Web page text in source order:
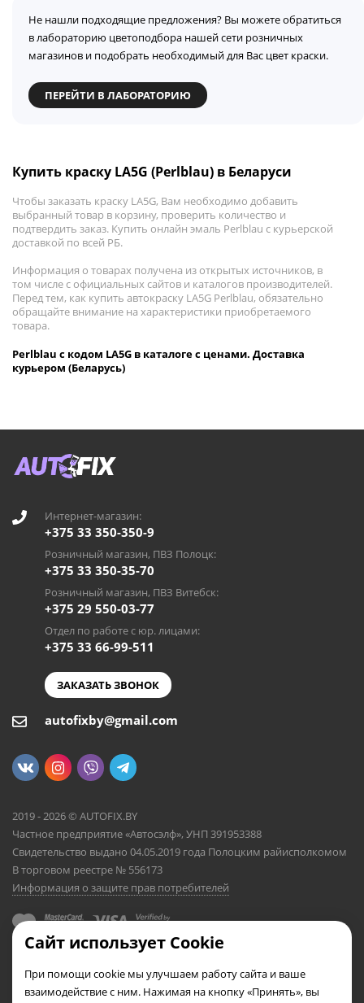
Не нашли подходящие предложения? Вы можете обратиться
в лабораторию цветоподбора нашей сети розничных
магазинов и подобрать необходимый для Вас цвет краски.
ПЕРЕЙТИ В ЛАБОРАТОРИЮ
Купить краску LA5G (Perlblau) в Беларуси
Чтобы заказать краску LA5G, Вам необходимо добавить
выбранный товар в корзину, проверить количество и
подтвердить заказ. Купить онлайн эмаль Perlblau с курьерской
доставкой по всей РБ.
Информация о товарах получена из открытых источников, в
том числе с официальных сайтов и каталогов производителей.
Перед тем, как купить автокраску LA5G Perlblau, обязательно
обращайте внимание на характеристики приобретаемого
товара.
Perlblau с кодом LA5G в каталоге с ценами. Доставка
курьером (Беларусь)
Интернет-магазин:
+375 33 350-350-9
Розничный магазин, ПВЗ Полоцк:
+375 33 350-35-70
Розничный магазин, ПВЗ Витебск:
+375 29 550-03-77
Отдел по работе с юр. лицами:
+375 33 66-99-511
ЗАКАЗАТЬ ЗВОНОК
autofixby@gmail.com
2019 - 2026 © AUTOFIX.BY
Частное предприятие «Автосэлф», УНП 391953388
Свидетельство выдано 04.05.2019 года Полоцким райисполкомом
В торговом реестре № 556173
Информация о защите прав потребителей
Сайт использует Cookie
При помощи cookie мы улучшаем работу сайта и ваше
взаимодействие с ним. Нажимая на кнопку «Принять», вы